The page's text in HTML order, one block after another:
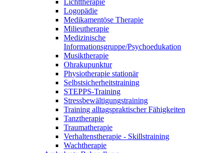
Lichttherapie
Logopädie
Medikamentöse Therapie
Milieutherapie
Medizinische
Informationsgruppe/Psychoedukation
Musiktherapie
Ohrakupunktur
Physiotherapie stationär
Selbstsicherheitstraining
STEPPS-Training
Stressbewältigungstraining
Training alltagspraktischer Fähigkeiten
Tanztherapie
Traumatherapie
Verhaltenstherapie - Skillstraining
Wachtherapie